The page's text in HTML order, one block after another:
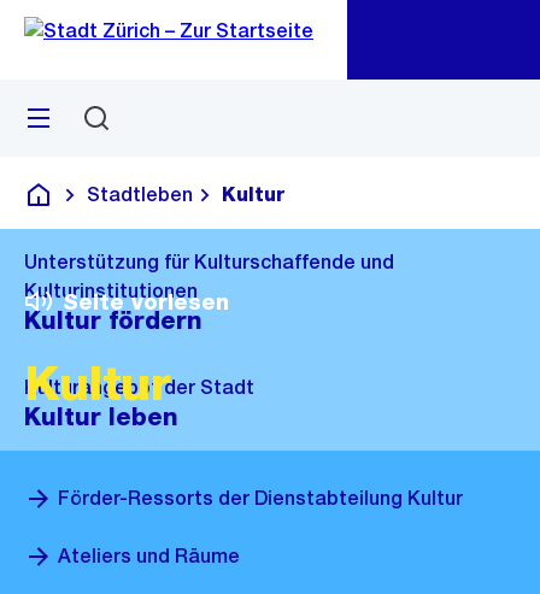
Navigation
Sprunglink
Menü
Deutsch
Stadtleben Kultur
Seite vorlesen
Kultur
Unterstützung für Kulturschaffende und
Kulturinstitutionen
Kultur fördern
Kulturangebot der Stadt
Kultur leben
Förder-Ressorts der Dienstabteilung Kultur
Ateliers und Räume